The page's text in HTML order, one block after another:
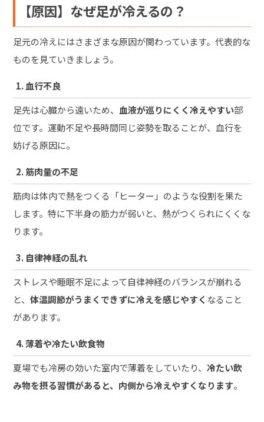
【原因】なぜ足が冷えるの？
足元の冷えにはさまざまな原因が関わっています。代表的な
ものを見ていきましょう。
1. 血行不良
足先は心臓から遠いため、 血液が巡りにくく冷えやすい部
位です。運動不足や長時間同じ姿勢を取ることが、血行を
妨げる原因に。
2. 筋肉量の不足
筋肉は体内で熱をつくる「ヒーター」のような役割を果た
します。特に下半身の筋力が弱いと、熱がつくられにくくな
ります。
3. 自律神経の乱れ
ストレスや睡眠不足によって自律神経のバランスが崩れる
と、体温調節がうまくできずに冷えを感じやすく なること
があります。
4. 薄着や冷たい飲食物
夏場でも冷房の効いた室内で薄着をしていたり、冷たい飲
み物を摂る習慣があると、内側から冷えやすくなります。